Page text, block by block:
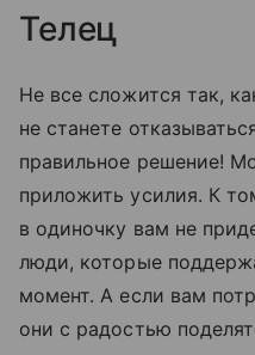
Телец
Не все сложится так,
не станете
правильное решение!
приложить усилия. К
в одиночку вам не
люди, которые
момент. А если вам
они с радостью